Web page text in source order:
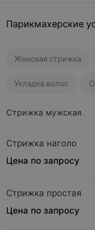
Парикмахерские
Женская стрижка
Укладка волос
Стрижка мужская
Стрижка наголо
Цена по запросу
Стрижка простая
Цена по запросу